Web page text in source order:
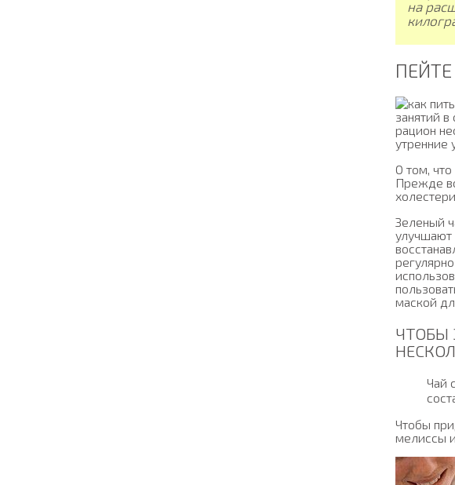
на
занятий
рацион
утренние
О том, что
Прежде
Зеленый
улучшают
маской
ЧТОБЫ
Чай
Чтобы
мелиссы